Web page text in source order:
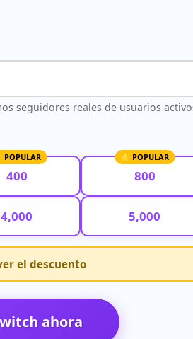
seguidores reales de usuarios
400 800
4,000 5,000
el descuento
ahora